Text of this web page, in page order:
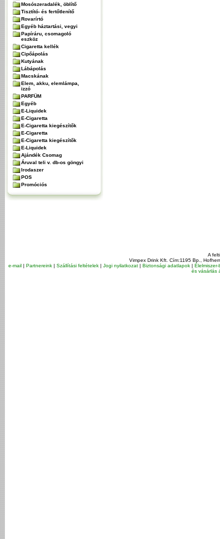
Mosószeradalék, öblítő
Tisztító- és fertőtlenítő
Rovarírtó
Egyéb háztartási, vegyi
Papíráru, csomagoló
eszköz
Cigaretta kellék
Cipőápolás
Kutyának
Lábápolás
Macskának
Elem, akku, elemlámpa,
izzó
PARFÜM
Egyéb
E-Liquidek
E-Cigaretta
E-Cigaretta kiegészítők
E-Cigaretta
E-Cigaretta kiegészítők
E-Liquidek
Ajándék Csomag
Áruval teli v. db-os göngyi
Irodaszer
POS
Promóciós
A
Vimpex Drink Kft. Cím:1195 Bp.,
e-mail| Partnereink| Szállítási feltételek| Jogi nyilatkozat| Biztonsági adatlapok|
és vásárlás